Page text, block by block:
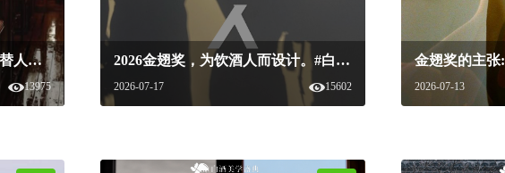
好空间，不替品牌发言，而是替人说话。#白酒美学盛典 #白酒美学空间 #空间美学 #五粮炙造 #观汾
13975
2026金翅奖，为饮酒人而设计。#白酒美学盛典#白酒美学产品#2026金翅奖#白酒包装设计
2026-07-17 15602 2026-07-13